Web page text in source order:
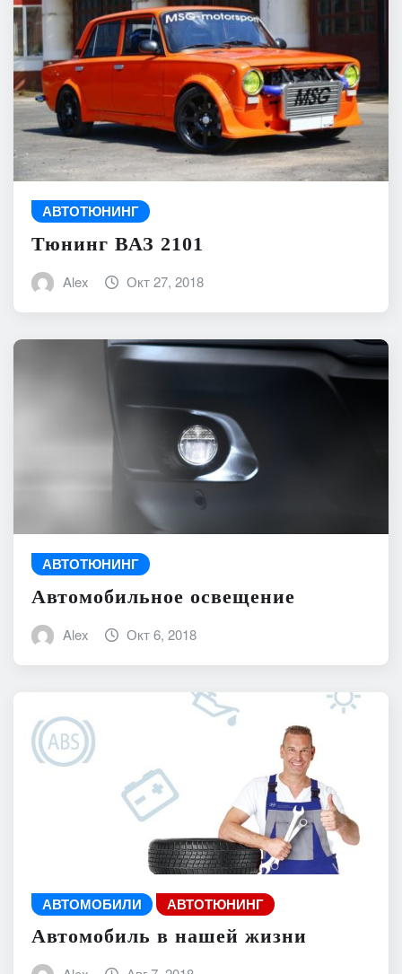
АВТОТЮНИНГ
Тюнинг ВАЗ 2101
Alex Окт 27, 2018
АВТОТЮНИНГ
Автомобильное освещение
Alex Окт 6, 2018
АВТОМОБИЛИ АВТОТЮНИНГ
Автомобиль в нашей жизни